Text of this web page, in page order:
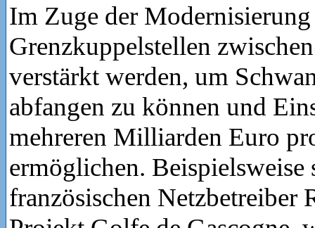
Im Zuge der Modernisierung
Grenzkuppelstellen
verstärkt werden, um
abfangen zu können und
mehreren Milliarden Euro
ermöglichen. Beispielsweise
französischen Netzbetreiber